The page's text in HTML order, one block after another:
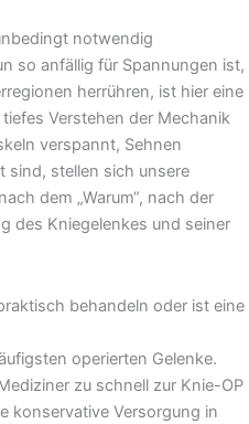
notwendig
so anfällig für Spannungen ist,
herrühren, ist hier eine
Verstehen der Mechanik
verspannt, Sehnen
sind, stellen sich unsere
dem „Warum“, nach der
des Kniegelenkes und seiner
behandeln oder ist eine
operierten Gelenke.
zu schnell zur Knie-OP
konservative Versorgung in